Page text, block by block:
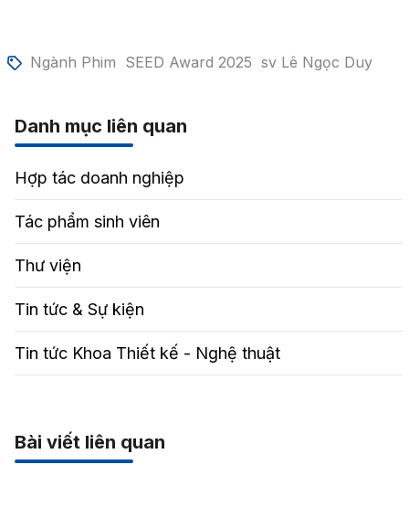
Ngành Phim SEED Award 2025 sv Lê Ngọc Duy
Danh mục liên quan
Hợp tác doanh nghiệp
Tác phẩm sinh viên
Thư viện
Tin tức & Sự kiện
Tin tức Khoa Thiết kế - Nghệ thuật
Bài viết liên quan